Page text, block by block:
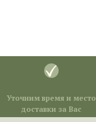
Уточним время и место
доставки за Вас